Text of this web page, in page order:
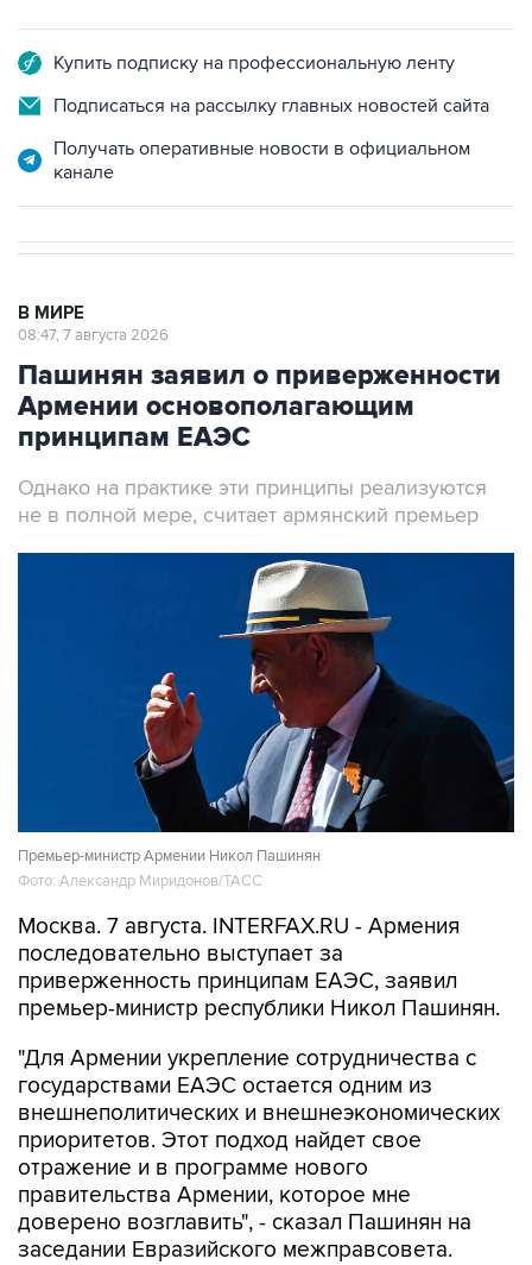
Купить подписку на профессиональную ленту
Подписаться на рассылку главных новостей сайта
Получать оперативные новости в официальном
канале
В МИРЕ
08:47, 7 августа 2026
Пашинян заявил о приверженности
Армении основополагающим
принципам ЕАЭС
Однако на практике эти принципы реализуются
не в полной мере, считает армянский премьер
Премьер-министр Армении Никол Пашинян
Фото: Александр Миридонов/ТАСС
Москва. 7 августа. INTERFAX.RU - Армения
последовательно выступает за
приверженность принципам ЕАЭС, заявил
премьер-министр республики Никол Пашинян.
"Для Армении укрепление сотрудничества с
государствами ЕАЭС остается одним из
внешнеполитических и внешнеэкономических
приоритетов. Этот подход найдет свое
отражение и в программе нового
правительства Армении, которое мне
доверено возглавить", - сказал Пашинян на
заседании Евразийского межправсовета.